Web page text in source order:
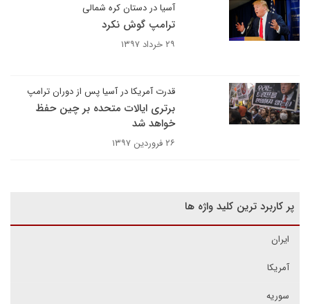
آسیا در دستان کره شمالی
ترامپ گوش نکرد
۲۹ خرداد ۱۳۹۷
قدرت آمریکا در آسیا پس از دوران ترامپ
برتری ایالات متحده بر چین حفظ
خواهد شد
۲۶ فروردین ۱۳۹۷
پر کاربرد ترین کلید واژه ها
ایران
آمریکا
سوریه